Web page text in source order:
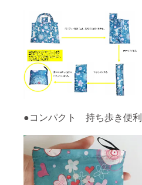
●コンパクト 持ち歩き便利